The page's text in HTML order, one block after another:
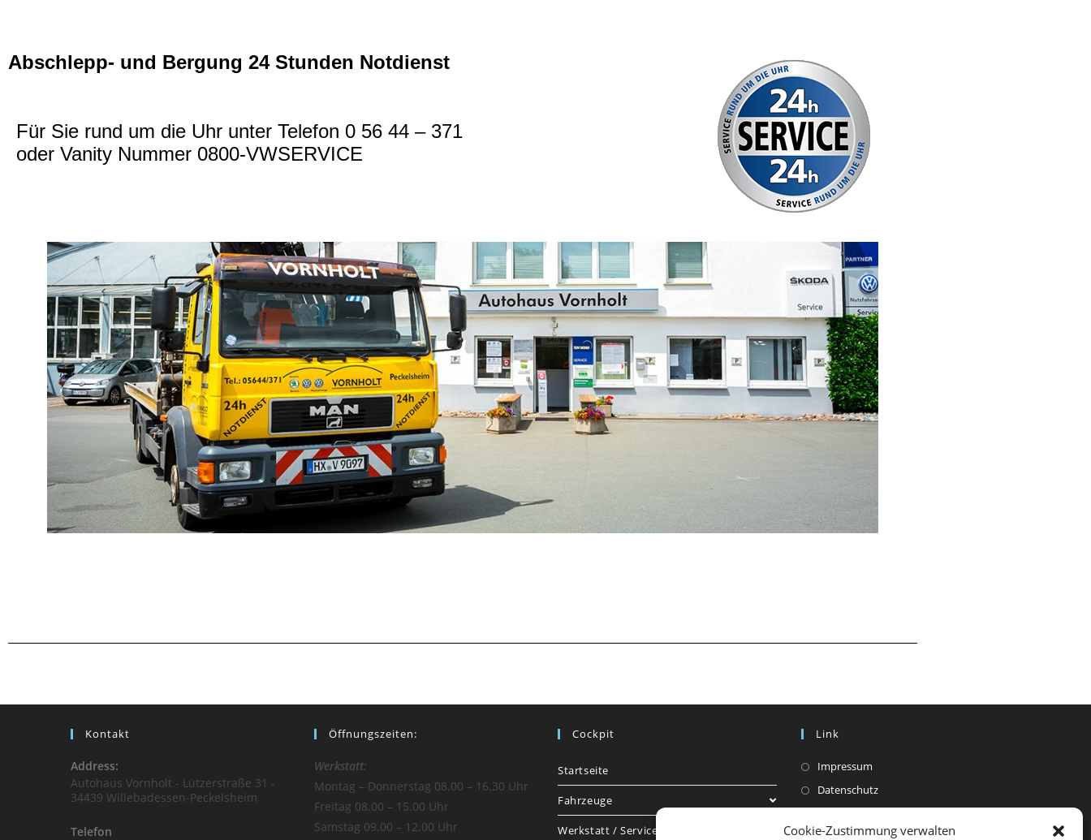
Cookie-Zustimmung verwalten
Abschlepp- und Bergung 24 Stunden Notdienst
Für Sie rund um die Uhr unter Telefon 0 56 44 – 371
oder Vanity Nummer 0800-VWSERVICE
Kontakt
Address:
Autohaus Vornholt - Lützerstraße 31 -
34439 Willebadessen-Peckelsheim
Telefon
Öffnungszeiten:
Werkstatt:
Montag – Donnerstag 08.00 – 16.30 Uhr
Freitag 08.00 – 15.00 Uhr
Samstag 09.00 – 12.00 Uhr
Cockpit
Startseite
Fahrzeuge
Werkstatt / Service
Link
Impressum
Datenschutz